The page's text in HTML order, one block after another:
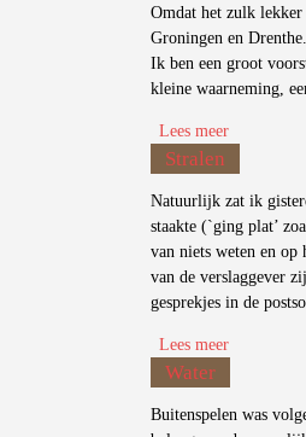
Omdat het zulk lekker
Groningen en
Ik ben een groot
kleine waarneming,
Lees meerover
Stralen
Natuurlijk zat ik
staakte (`ging plat’
van niets weten en op
van de verslaggever
gesprekjes in de
Lees meerover Stralen
Water
Buitenspelen was